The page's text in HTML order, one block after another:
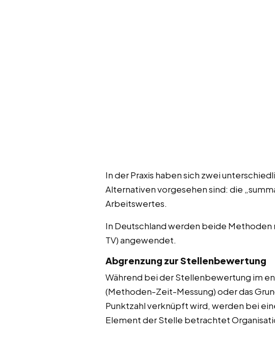
In der Praxis haben sich zwei
Alternativen vorgesehen sind: die
Arbeitswertes.
In Deutschland werden beide
TV) angewendet.
Abgrenzung zur Stellenbewertung
Während bei der Stellenbewertung im
(Methoden-Zeit-Messung) oder das
Punktzahl verknüpft wird, werden bei
Element der Stelle betrachtet